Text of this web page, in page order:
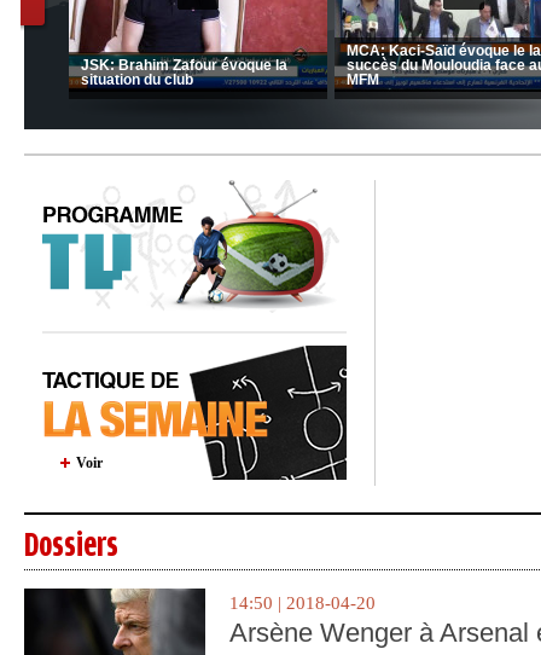
MCA: Kaci-Saïd évoque le
succès du Mouloudia face
MFM
JSK: Brahim Zafour évoque la
situation du club
Voir
Dossiers
14:50 | 2018-04-20
Arsène Wenger à Arsenal